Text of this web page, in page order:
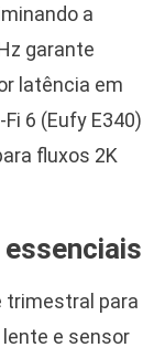
a
garante
latência em
6 (Eufy E340)
fluxos 2K
trimestral para
e sensor